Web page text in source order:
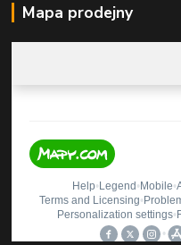
Mapa prodejny